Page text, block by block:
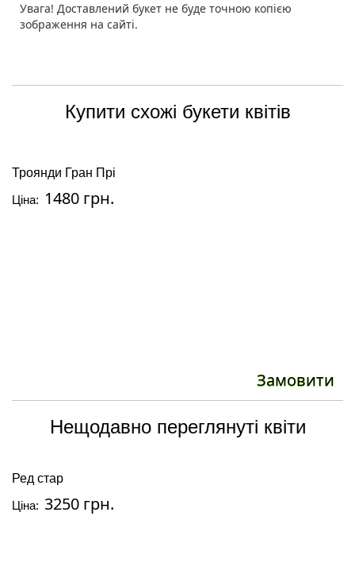
Увага! Доставлений букет не буде точною копією
зображення на сайті.
Купити схожі букети квітів
Троянди Гран Прі
Ціна: 1480 грн.
Замовити
Нещодавно переглянуті квіти
Ред стар
Ціна: 3250 грн.